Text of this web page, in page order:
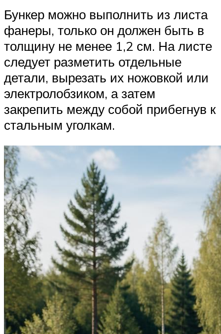
Бункер можно выполнить из листа
фанеры, только он должен быть в
толщину не менее 1,2 см. На листе
следует разметить отдельные
детали, вырезать их ножовкой или
электролобзиком, а затем
закрепить между собой прибегнув к
стальным уголкам.